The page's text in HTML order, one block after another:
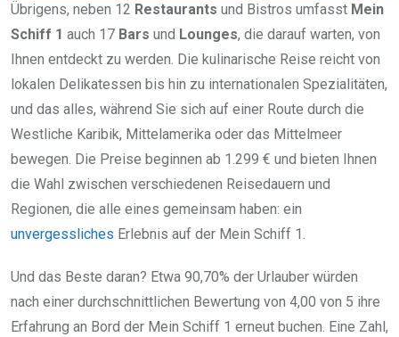
Übrigens, neben 12 Restaurants und Bistros umfasst Mein
Schiff 1 auch 17 Bars und Lounges, die darauf warten, von
Ihnen entdeckt zu werden. Die kulinarische Reise reicht von
lokalen Delikatessen bis hin zu internationalen Spezialitäten,
und das alles, während Sie sich auf einer Route durch die
Westliche Karibik, Mittelamerika oder das Mittelmeer
bewegen. Die Preise beginnen ab 1.299 € und bieten Ihnen
die Wahl zwischen verschiedenen Reisedauern und
Regionen, die alle eines gemeinsam haben: ein
unvergessliches Erlebnis auf der Mein Schiff 1.
Und das Beste daran? Etwa 90,70% der Urlauber würden
nach einer durchschnittlichen Bewertung von 4,00 von 5 ihre
Erfahrung an Bord der Mein Schiff 1 erneut buchen. Eine Zahl,